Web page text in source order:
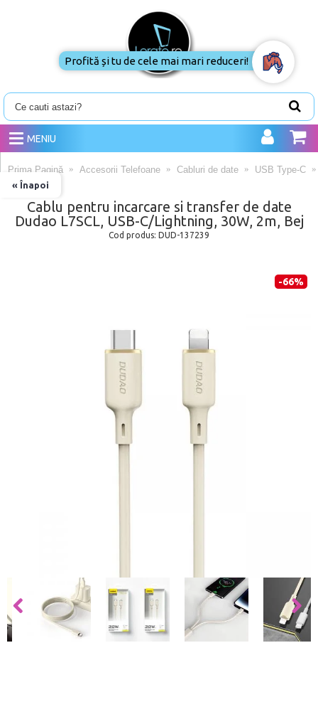
MENIU
« Înapoi
Prima Pagină Accesorii Telefoane Cabluri de date USB Type-C
Cablu pentru incarcare si transfer de date
Dudao L7SCL, USB-C/Lightning, 30W, 2m, Bej
Cod produs: DUD-137239
-66%
Profită și tu de cele mai mari reduceri!